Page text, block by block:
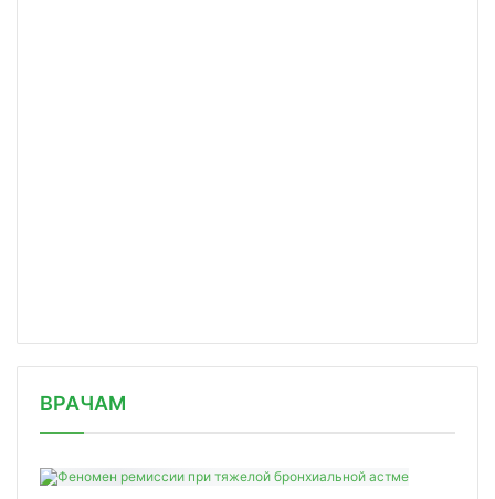
ВРАЧАМ